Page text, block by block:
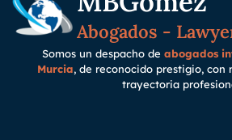
Abogados -
Somos un despacho de abogados
Murcia, de reconocido prestigio, con
trayectoria